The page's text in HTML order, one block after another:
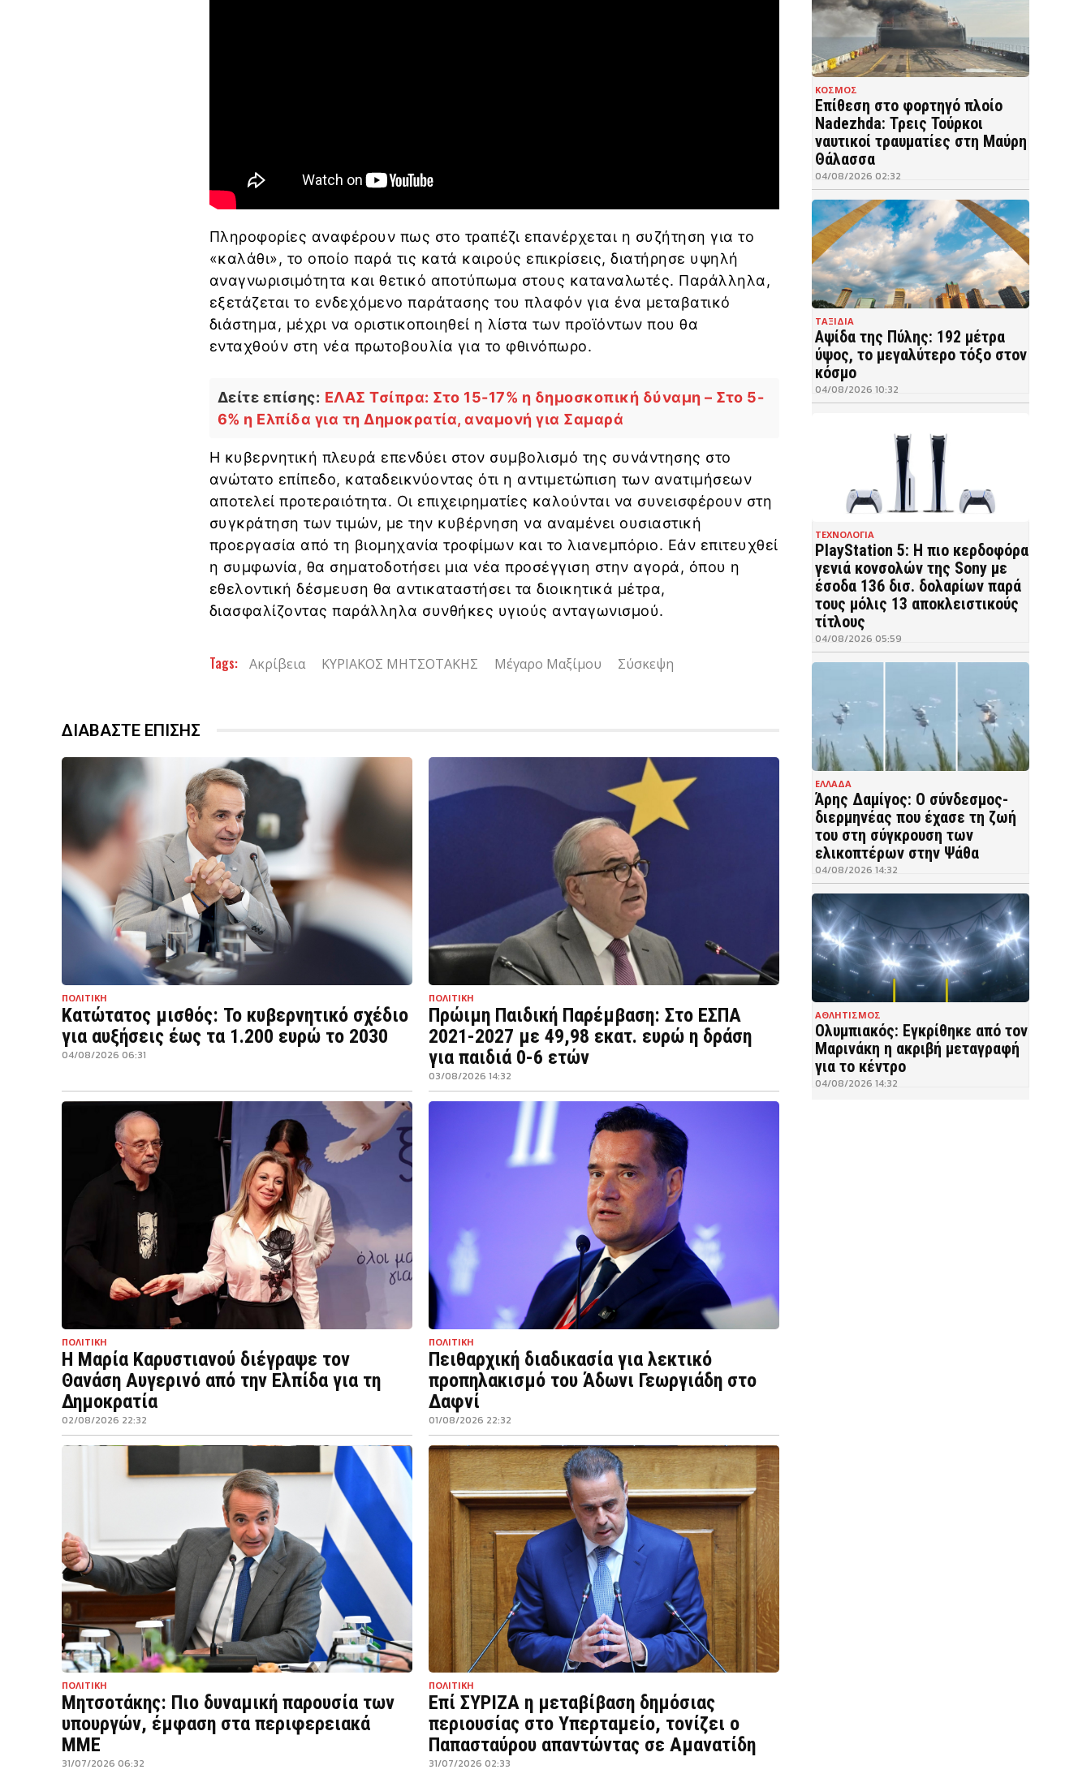
Πληροφορίες αναφέρουν πως στο τραπέζι επανέρχεται η συζήτηση για το
«καλάθι», το οποίο παρά τις κατά καιρούς επικρίσεις, διατήρησε υψηλή
αναγνωρισιμότητα και θετικό αποτύπωμα στους καταναλωτές. Παράλληλα,
εξετάζεται το ενδεχόμενο παράτασης του πλαφόν για ένα μεταβατικό
διάστημα, μέχρι να οριστικοποιηθεί η λίστα των προϊόντων που θα
ενταχθούν στη νέα πρωτοβουλία για το φθινόπωρο.
Δείτε επίσης: ΕΛΑΣ Τσίπρα: Στο 15-17% η δημοσκοπική δύναμη – Στο 5-
6% η Ελπίδα για τη Δημοκρατία, αναμονή για Σαμαρά
Η κυβερνητική πλευρά επενδύει στον συμβολισμό της συνάντησης στο
ανώτατο επίπεδο, καταδεικνύοντας ότι η αντιμετώπιση των ανατιμήσεων
αποτελεί προτεραιότητα. Οι επιχειρηματίες καλούνται να συνεισφέρουν στη
συγκράτηση των τιμών, με την κυβέρνηση να αναμένει ουσιαστική
προεργασία από τη βιομηχανία τροφίμων και το λιανεμπόριο. Εάν επιτευχθεί
η συμφωνία, θα σηματοδοτήσει μια νέα προσέγγιση στην αγορά, όπου η
εθελοντική δέσμευση θα αντικαταστήσει τα διοικητικά μέτρα,
διασφαλίζοντας παράλληλα συνθήκες υγιούς ανταγωνισμού.
Tags: Ακρίβεια ΚΥΡΙΑΚΟΣ ΜΗΤΣΟΤΑΚΗΣ Μέγαρο Μαξίμου Σύσκεψη
ΔΙΑΒΑΣΤΕ ΕΠΙΣΗΣ
ΠΟΛΙΤΙΚΗ
Κατώτατος μισθός: Το κυβερνητικό σχέδιο
για αυξήσεις έως τα 1.200 ευρώ το 2030
04/08/2026 06:31
ΠΟΛΙΤΙΚΗ
Πρώιμη Παιδική Παρέμβαση: Στο ΕΣΠΑ
2021-2027 με 49,98 εκατ. ευρώ η δράση
για παιδιά 0-6 ετών
03/08/2026 14:32
ΠΟΛΙΤΙΚΗ
Η Μαρία Καρυστιανού διέγραψε τον
Θανάση Αυγερινό από την Ελπίδα για τη
Δημοκρατία
02/08/2026 22:32
ΠΟΛΙΤΙΚΗ
Πειθαρχική διαδικασία για λεκτικό
προπηλακισμό του Άδωνι Γεωργιάδη στο
Δαφνί
01/08/2026 22:32
ΠΟΛΙΤΙΚΗ
Μητσοτάκης: Πιο δυναμική παρουσία των
υπουργών, έμφαση στα περιφερειακά
ΜΜΕ
31/07/2026 06:32
ΠΟΛΙΤΙΚΗ
Επί ΣΥΡΙΖΑ η μεταβίβαση δημόσιας
περιουσίας στο Υπερταμείο, τονίζει ο
Παπασταύρου απαντώντας σε Αμανατίδη
31/07/2026 02:33
ΚΟΣΜΟΣ
Επίθεση στο φορτηγό πλοίο
Nadezhda: Τρεις Τούρκοι
ναυτικοί τραυματίες στη Μαύρη
Θάλασσα
04/08/2026 02:32
ΤΑΞΙΔΙΑ
Αψίδα της Πύλης: 192 μέτρα
ύψος, το μεγαλύτερο τόξο στον
κόσμο
04/08/2026 10:32
ΤΕΧΝΟΛΟΓΙΑ
PlayStation 5: Η πιο κερδοφόρα
γενιά κονσολών της Sony με
έσοδα 136 δισ. δολαρίων παρά
τους μόλις 13 αποκλειστικούς
τίτλους
04/08/2026 05:59
ΕΛΛΑΔΑ
Άρης Δαμίγος: Ο σύνδεσμος-
διερμηνέας που έχασε τη ζωή
του στη σύγκρουση των
ελικοπτέρων στην Ψάθα
04/08/2026 14:32
ΑΘΛΗΤΙΣΜΟΣ
Ολυμπιακός: Εγκρίθηκε από τον
Μαρινάκη η ακριβή μεταγραφή
για το κέντρο
04/08/2026 14:32